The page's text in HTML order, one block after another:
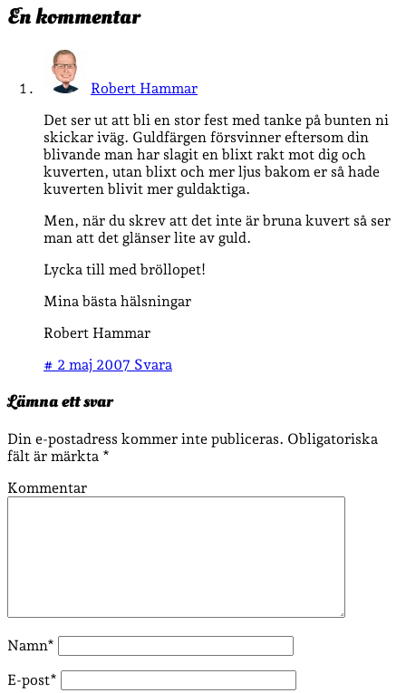
En kommentar
Robert Hammar
Det ser ut att bli en stor fest med tanke på bunten ni
skickar iväg. Guldfärgen försvinner eftersom din
blivande man har slagit en blixt rakt mot dig och
kuverten, utan blixt och mer ljus bakom er så hade
kuverten blivit mer guldaktiga.
Men, när du skrev att det inte är bruna kuvert så ser
man att det glänser lite av guld.
Lycka till med bröllopet!
Mina bästa hälsningar
Robert Hammar
# 2 maj 2007 Svara
Lämna ett svar
Din e-postadress kommer inte publiceras. Obligatoriska
fält är märkta *
Kommentar
Namn*
E-post*